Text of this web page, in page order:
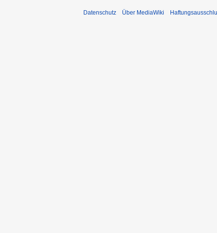
Datenschutz Über MediaWiki